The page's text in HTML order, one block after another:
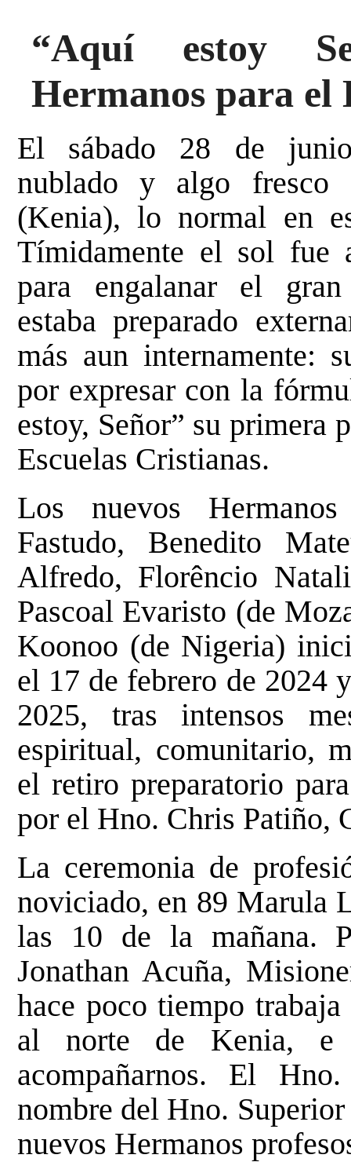
“Aquí estoy
Hermanos para
El sábado 28 de
nublado y algo fresco
(Kenia), lo normal en
Tímidamente el sol fue
para engalanar el
estaba preparado
más aun internamente:
por expresar con la
estoy, Señor” su primera
Escuelas Cristianas.
Los nuevos
Fastudo, Benedito
Alfredo, Florêncio
Pascoal Evaristo (de
Koonoo (de Nigeria)
el 17 de febrero de 2024
2025, tras intensos
espiritual, comunitario,
el retiro preparatorio
por el Hno. Chris Patiño,
La ceremonia de
noviciado, en 89 Marula
las 10 de la mañana.
Jonathan Acuña,
hace poco tiempo
al norte de Kenia, e
acompañarnos. El
nombre del Hno.
nuevos Hermanos